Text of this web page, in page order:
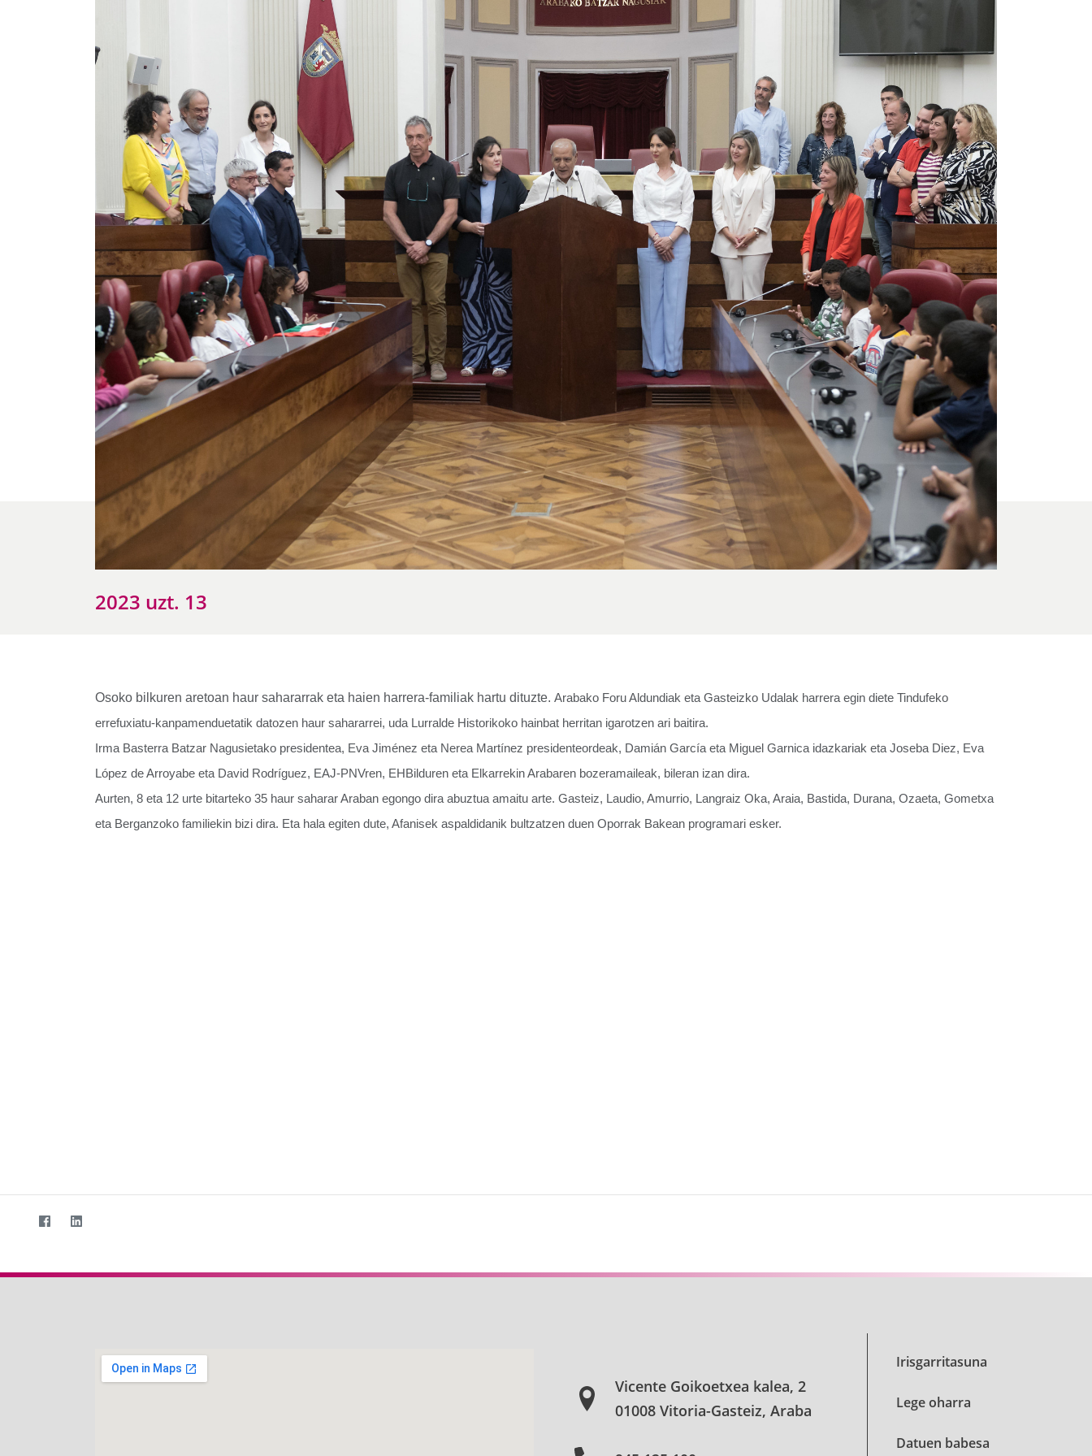
2023 uzt. 13
Osoko bilkuren aretoan haur sahararrak eta haien harrera-familiak hartu dituzte. Arabako Foru Aldundiak eta Gasteizko Udalak harrera egin diete Tindufeko
errefuxiatu-kanpamenduetatik datozen haur sahararrei, uda Lurralde Historikoko hainbat herritan igarotzen ari baitira.
Irma Basterra Batzar Nagusietako presidentea, Eva Jiménez eta Nerea Martínez presidenteordeak, Damián García eta Miguel Garnica idazkariak eta Joseba Diez, Eva
López de Arroyabe eta David Rodríguez, EAJ-PNVren, EHBilduren eta Elkarrekin Arabaren bozeramaileak, bileran izan dira.
Aurten, 8 eta 12 urte bitarteko 35 haur saharar Araban egongo dira abuztua amaitu arte. Gasteiz, Laudio, Amurrio, Langraiz Oka, Araia, Bastida, Durana, Ozaeta, Gometxa
eta Berganzoko familiekin bizi dira. Eta hala egiten dute, Afanisek aspaldidanik bultzatzen duen Oporrak Bakean programari esker.
Vicente Goikoetxea kalea, 2
01008 Vitoria-Gasteiz, Araba
Irisgarritasuna
Lege oharra
Datuen babesa